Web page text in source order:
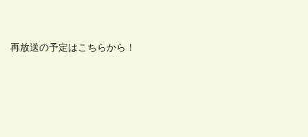
再放送の予定はこちらから！